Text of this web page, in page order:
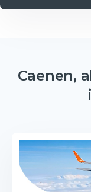
Caenen,